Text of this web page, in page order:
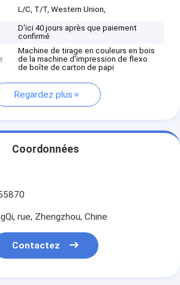
L/C, T/T, Western Union,
D'ici 40 jours après que paiement
confirmé
Machine de tirage en couleurs en bois
de la machine d'impression de flexo
de boîte de carton de papi
Regardez plus
Coordonnées
rue, Zhengzhou, Chine
Contactez